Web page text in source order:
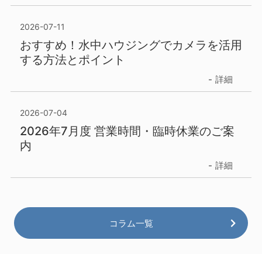
2026-07-11
おすすめ！水中ハウジングでカメラを活用
する方法とポイント
詳細
2026-07-04
2026年7月度 営業時間・臨時休業のご案
内
詳細
コラム一覧